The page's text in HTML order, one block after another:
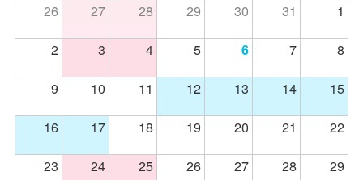
26 27 28 29 30 31
1
2
3 4 5 6 7
8
9
10 11 12 13 14
15
16
17 18 19 20 21
22
23
24 25 26 27 28
29